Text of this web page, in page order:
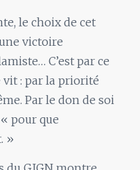
le choix de cet
victoire
C’est par ce
vit : par la priorité
Par le don de soi
pour que
»